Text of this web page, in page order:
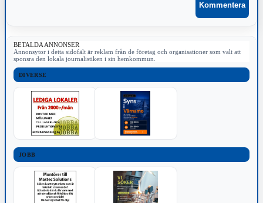
BETALDA ANNONSER
Annonsytor i detta sidofält är reklam från de företag och organisationer som valt att
sponsra den lokala journalistiken i sin hemkommun.
DIVERSE
JOBB